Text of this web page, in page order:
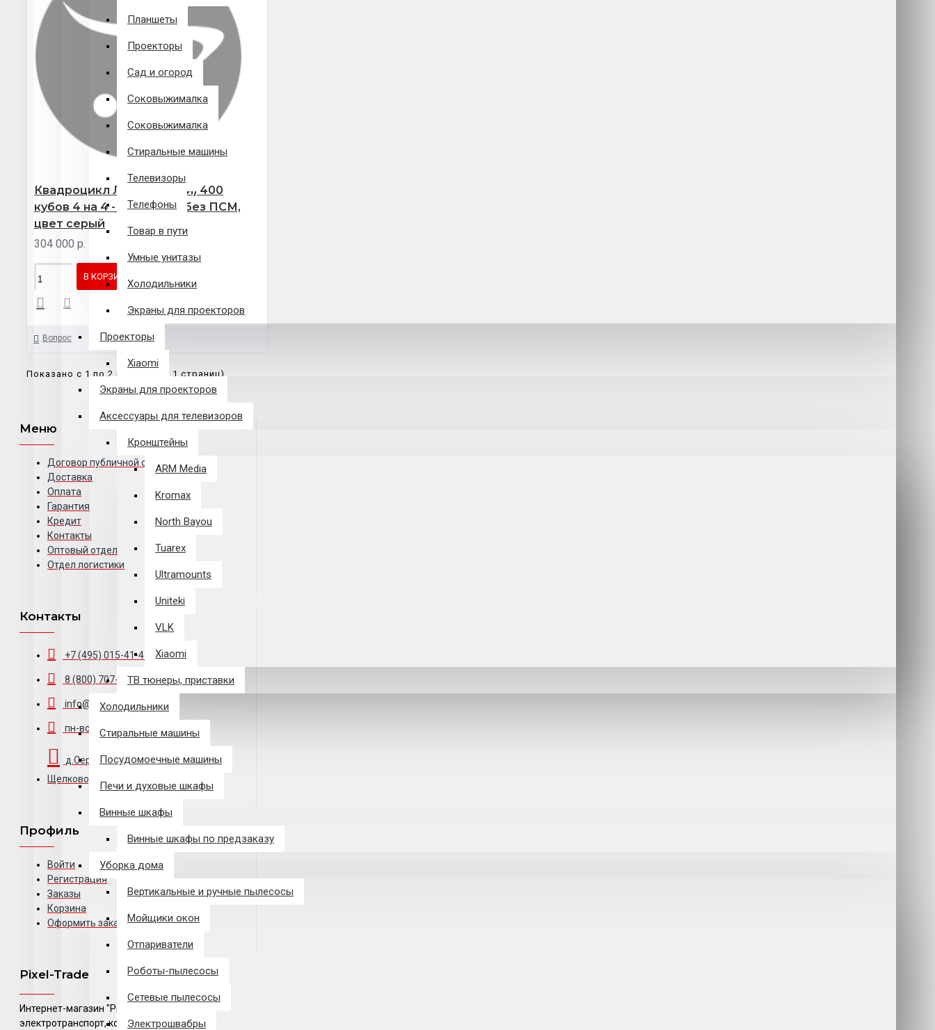
Планшеты
Проекторы
Сад и огород
Соковыжималка
Соковыжималка
Стиральные машины
Телевизоры
Телефоны
Товар в пути
Умные унитазы
Холодильники
Экраны для проекторов
Проекторы
Xiaomi
Экраны для проекторов
Аксессуары для телевизоров
Кронштейны
ARM Media
Kromax
North Bayou
Tuarex
Ultramounts
Uniteki
VLK
Xiaomi
ТВ тюнеры, приставки
Холодильники
Стиральные машины
Посудомоечные машины
Печи и духовые шкафы
Винные шкафы
Винные шкафы по предзаказу
Уборка дома
Вертикальные и ручные пылесосы
Мойщики окон
Отпариватели
Роботы-пылесосы
Сетевые пылесосы
Электрошвабры
Квадроцикл Лянчу (Лончи) 400
кубов 4 на 4 - 2026 года, без ПСМ,
цвет серый
304 000 р.
В КОРЗИНУ
Вопрос
Показано с 1 по 2 из 2 (всего 1 страниц)
Меню
Договор публичной оферты
Доставка
Оплата
Гарантия
Кредит
Контакты
Оптовый отдел
Отдел логистики
Контакты
+7 (495) 015-41-41
8 (800) 707-63-47
info@pixel-trade.ru
пн-вс: 10:00 - 20:00
д.Серково, вл1А, городской округ
Щелково, Московская область
Профиль
Войти
Регистрация
Заказы
Корзина
Оформить заказ
Pixel-Trade
Интернет-магазин "Pixel-Trade". Apple,
электротранспорт, компьютерная техника,